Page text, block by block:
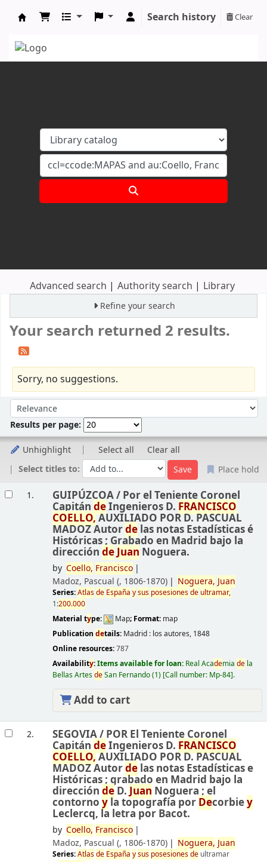
Search history Clear
Advanced search Authority search Library
Refine your search
Your search returned 2 results.
Sorry, no suggestions.
Sort by:
Results per page:
Unhighlight Select all
Clear all
Select titles to:
Place hold
1. GUIPÚZCOA / Por el Teniente Coronel
Capitán deIngenieros D. FRANCISCO
COELLO,AUXILIADO POR D. PASCUAL
MADOZ Autordelas notas Estadísticas é
Históricas ; Grabado en Madrid bajo la
dirección deJuan Noguera.
by Coello, Francisco
Madoz, Pascual (, 1806-1870) Noguera, Juan
Series:Atlasde España ysus posesionesde ultramar,
1:200.000
Material type: Map; Format: map
Publication details: Madrid : los autores, 1848
Online resources:787
Availability:Items available for loan: Real Academia dela
Bellas ArtesdeSan Fernando(1) Call number: Mp-84 .
Add to cart
2. SEGOVIA / POR El Teniente Coronel
Capitán deIngenieros D. FRANCISCO
COELLO,AUXILIADO POR D. PASCUAL
MADOZ Autordelas notas Estadísticas e
Históricas ; grabado en Madrid bajo la
dirección deD. Juan Noguera ; el
contorno yla topografía por Decorbiey
Leclercq, la letra por Bacot.
by Coello, Francisco
Madoz, Pascual (, 1806-1870) Noguera, Juan
Series:Atlasde España ysus posesionesdeultramar